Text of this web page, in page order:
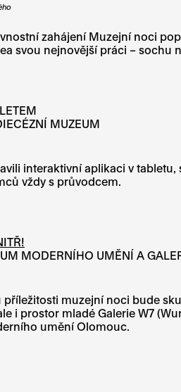
zahájení Muzejní noci
svou nejnovější práci – sochu
MUZEUM
interaktivní aplikaci v
vždy s průvodcem.
MODERNÍHO UMĚNÍ A
příležitosti muzejní noci bude
i prostor mladé Galerie W7
umění Olomouc.